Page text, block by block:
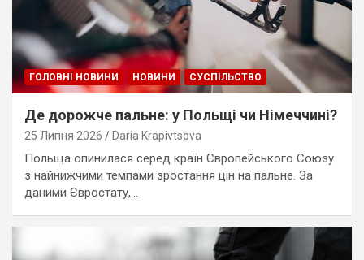
ГОЛОВНІ НОВИНИ НОВИНИ СУСПІЛЬСТВО
Де дорожче пальне: у Польщі чи Німеччині?
25 Липня 2026 Daria Krapivtsova
Польща опинилася серед країн Європейського Союзу
з найнижчими темпами зростання цін на пальне. За
даними Євростату,…